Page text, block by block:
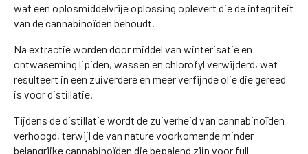
wat een oplosmiddelvrije oplossing oplevert die de integriteit
van de cannabinoïden behoudt.
Na extractie worden door middel van winterisatie en
ontwaseming lipiden, wassen en chlorofyl verwijderd, wat
resulteert in een zuiverdere en meer verfijnde olie die gereed
is voor distillatie.
Tijdens de distillatie wordt de zuiverheid van cannabinoïden
verhoogd, terwijl de van nature voorkomende minder
belangrijke cannabinoïden die bepalend zijn voor full